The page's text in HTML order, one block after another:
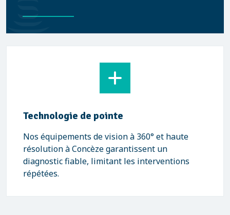
Technologie de pointe
Nos équipements de vision à 360° et haute
résolution à Concèze garantissent un
diagnostic fiable, limitant les interventions
répétées.